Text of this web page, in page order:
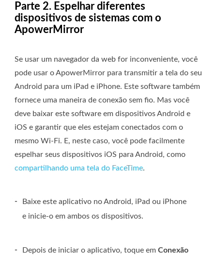
Parte 2. Espelhar diferentes
dispositivos de sistemas com o
ApowerMirror
Se usar um navegador da web for inconveniente, você
pode usar o ApowerMirror para transmitir a tela do seu
Android para um iPad e iPhone. Este software também
fornece uma maneira de conexão sem fio. Mas você
deve baixar este software em dispositivos Android e
iOS e garantir que eles estejam conectados com o
mesmo Wi-Fi. E, neste caso, você pode facilmente
espelhar seus dispositivos iOS para Android, como
compartilhando uma tela do FaceTime.
-
Baixe este aplicativo no Android, iPad ou iPhone
e inicie-o em ambos os dispositivos.
- Depois de iniciar o aplicativo, toque em Conexão